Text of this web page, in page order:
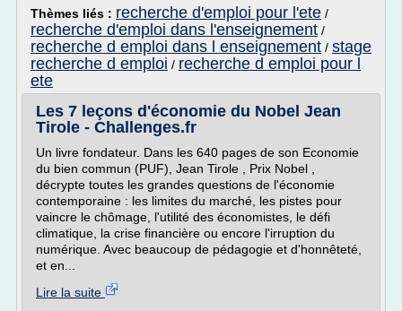
Thèmes liés : recherche d'emploi pour l'ete /
recherche d'emploi dans l'enseignement /
recherche d emploi dans l enseignement / stage
recherche d emploi / recherche d emploi pour l
ete
Les 7 leçons d'économie du Nobel Jean
Tirole - Challenges.fr
Un livre fondateur. Dans les 640 pages de son Economie
du bien commun (PUF), Jean Tirole , Prix Nobel ,
décrypte toutes les grandes questions de l'économie
contemporaine : les limites du marché, les pistes pour
vaincre le chômage, l'utilité des économistes, le défi
climatique, la crise financière ou encore l'irruption du
numérique. Avec beaucoup de pédagogie et d'honnêteté,
et en...
Lire la suite